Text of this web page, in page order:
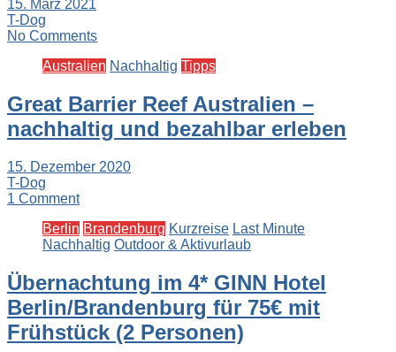
15. März 2021
T-Dog
No Comments
Australien Nachhaltig Tipps
Great Barrier Reef Australien –
nachhaltig und bezahlbar erleben
15. Dezember 2020
T-Dog
1 Comment
Berlin Brandenburg Kurzreise Last Minute
Nachhaltig Outdoor & Aktivurlaub
Übernachtung im 4* GINN Hotel
Berlin/Brandenburg für 75€ mit
Frühstück (2 Personen)